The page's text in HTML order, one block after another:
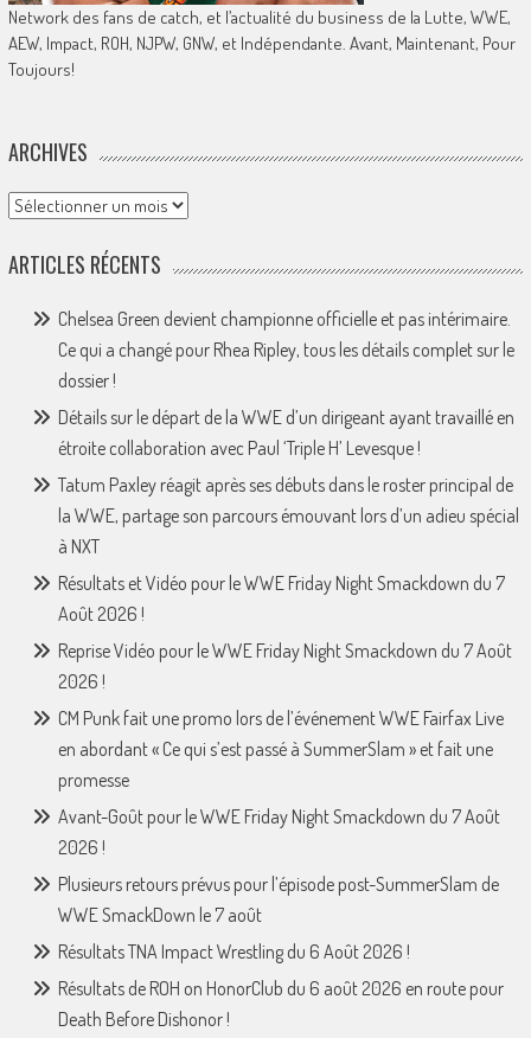
Network des fans de catch, et l’actualité du business de la Lutte, WWE,
AEW, Impact, ROH, NJPW, GNW, et Indépendante. Avant, Maintenant, Pour
Toujours!
ARCHIVES
Archives
ARTICLES RÉCENTS
Chelsea Green devient championne officielle et pas intérimaire.
Ce qui a changé pour Rhea Ripley, tous les détails complet sur le
dossier !
Détails sur le départ de la WWE d’un dirigeant ayant travaillé en
étroite collaboration avec Paul ‘Triple H’ Levesque !
Tatum Paxley réagit après ses débuts dans le roster principal de
la WWE, partage son parcours émouvant lors d’un adieu spécial
à NXT
Résultats et Vidéo pour le WWE Friday Night Smackdown du 7
Août 2026 !
Reprise Vidéo pour le WWE Friday Night Smackdown du 7 Août
2026 !
CM Punk fait une promo lors de l’événement WWE Fairfax Live
en abordant « Ce qui s’est passé à SummerSlam » et fait une
promesse
Avant-Goût pour le WWE Friday Night Smackdown du 7 Août
2026 !
Plusieurs retours prévus pour l’épisode post-SummerSlam de
WWE SmackDown le 7 août
Résultats TNA Impact Wrestling du 6 Août 2026 !
Résultats de ROH on HonorClub du 6 août 2026 en route pour
Death Before Dishonor !